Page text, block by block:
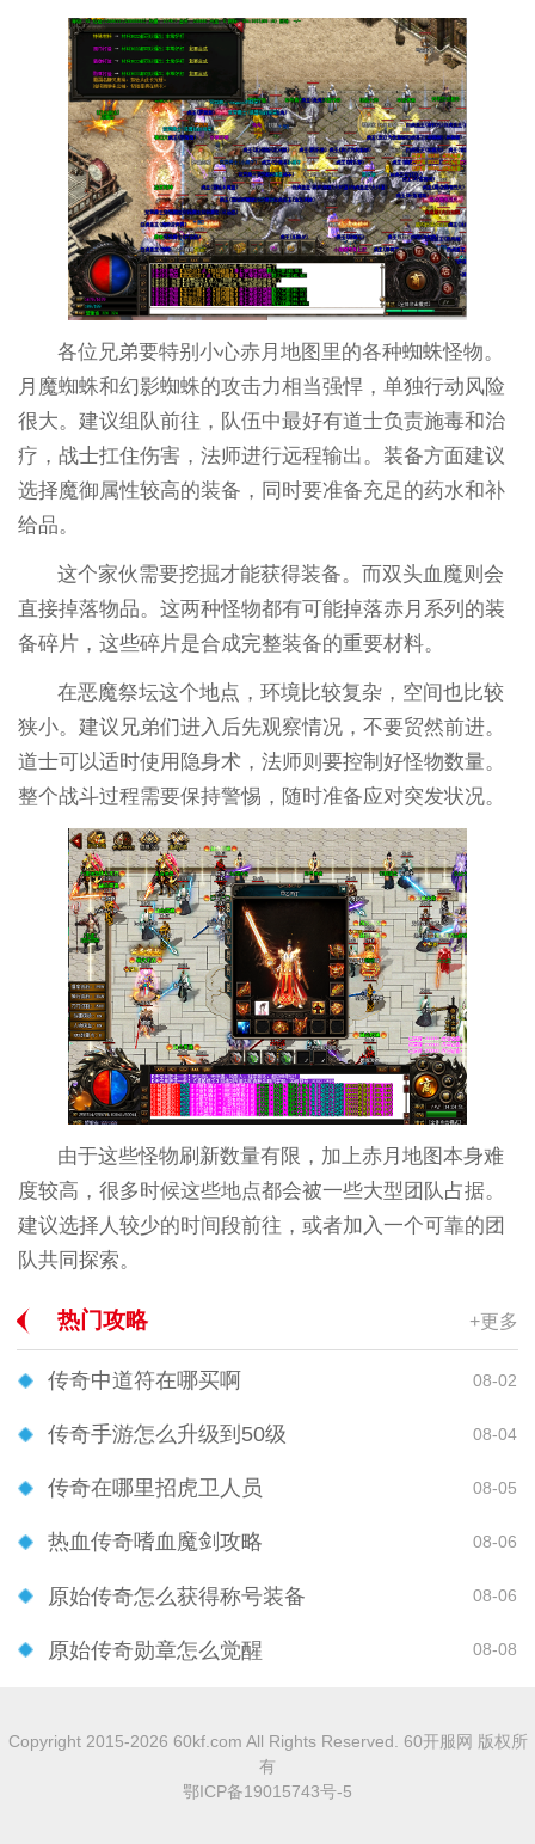
各位兄弟要特别小心赤月地图里的各种蜘蛛怪物。
月魔蜘蛛和幻影蜘蛛的攻击力相当强悍，单独行动风险
很大。建议组队前往，队伍中最好有道士负责施毒和治
疗，战士扛住伤害，法师进行远程输出。装备方面建议
选择魔御属性较高的装备，同时要准备充足的药水和补
给品。
这个家伙需要挖掘才能获得装备。而双头血魔则会
直接掉落物品。这两种怪物都有可能掉落赤月系列的装
备碎片，这些碎片是合成完整装备的重要材料。
在恶魔祭坛这个地点，环境比较复杂，空间也比较
狭小。建议兄弟们进入后先观察情况，不要贸然前进。
道士可以适时使用隐身术，法师则要控制好怪物数量。
整个战斗过程需要保持警惕，随时准备应对突发状况。
由于这些怪物刷新数量有限，加上赤月地图本身难
度较高，很多时候这些地点都会被一些大型团队占据。
建议选择人较少的时间段前往，或者加入一个可靠的团
队共同探索。
热门攻略 +更多
传奇中道符在哪买啊 08-02
传奇手游怎么升级到50级 08-04
传奇在哪里招虎卫人员 08-05
热血传奇嗜血魔剑攻略 08-06
原始传奇怎么获得称号装备 08-06
原始传奇勋章怎么觉醒 08-08
Copyright 2015-2026 60kf.com All Rights Reserved. 60开服网 版权所
有
鄂ICP备19015743号-5